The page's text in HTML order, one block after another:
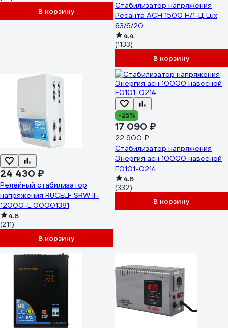
В корзину
Стабилизатор напряжения
Ресанта АСН 1500 Н/1-Ц Lux
63/6/20
4.4
(1133)
В корзину
24 430 ₽
Релейный стабилизатор
напряжения RUCELF SRW II-
12000-L 00001381
4.6
(211)
В корзину
-25%
17 090 ₽
22 900 ₽
Стабилизатор напряжения
Энергия асн 10000 навесной
Е0101-0214
4.6
(332)
В корзину